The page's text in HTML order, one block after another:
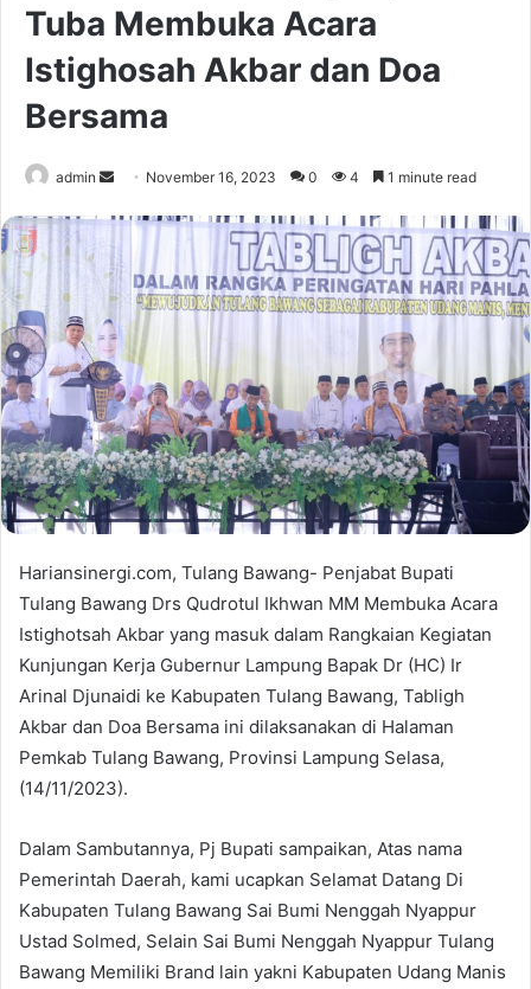
Tuba Membuka Acara
Istighosah Akbar dan Doa
Bersama
admin
Send November 16, 2023 0 4 1 minute read
Hariansinergi.com, Tulang Bawang- Penjabat Bupati
Tulang Bawang Drs Qudrotul Ikhwan MM Membuka Acara
Istighotsah Akbar yang masuk dalam Rangkaian Kegiatan
Kunjungan Kerja Gubernur Lampung Bapak Dr (HC) Ir
Arinal Djunaidi ke Kabupaten Tulang Bawang, Tabligh
Akbar dan Doa Bersama ini dilaksanakan di Halaman
Pemkab Tulang Bawang, Provinsi Lampung Selasa,
(14/11/2023).
Dalam Sambutannya, Pj Bupati sampaikan, Atas nama
Pemerintah Daerah, kami ucapkan Selamat Datang Di
Kabupaten Tulang Bawang Sai Bumi Nenggah Nyappur
Ustad Solmed, Selain Sai Bumi Nenggah Nyappur Tulang
Bawang Memiliki Brand lain yakni Kabupaten Udang Manis